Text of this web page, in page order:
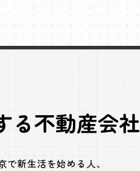
る不動産会社
で新生活を始める人、